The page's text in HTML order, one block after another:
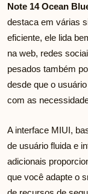
Note 14 Ocean
destaca em várias
eficiente, ele lida
na web, redes
pesados também
desde que o
com as
A interface MIUI,
de usuário fluida e
adicionais
que você adapte o